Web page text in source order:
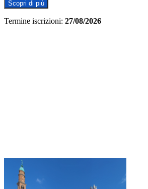
Scopri di più
Termine iscrizioni: 27/08/2026